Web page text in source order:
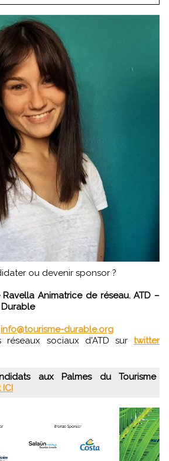
ou devenir sponsor ?
Animatrice de réseau. ATD –
info@tourisme-durable.org
réseaux sociaux d'ATD sur twitter